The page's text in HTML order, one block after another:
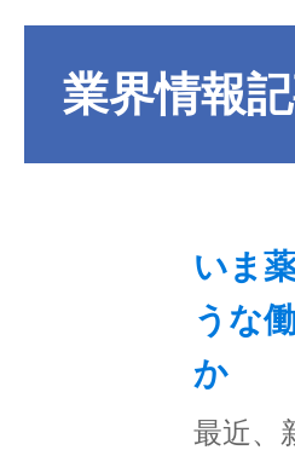
業界情報
いま
うな
か
最近、